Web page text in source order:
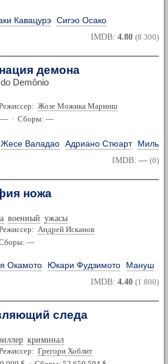
Кавацурэ Сигэо Осако
IMDB: 4.80 (8 300)
демона
Demônio
Жозе Можика Маринш
— · Сборы: —
Жесе Валадао Адриано Стюарт
IMDB: — (0)
ножа
военный ужасы
Андрей Исканов
—
Окамото Юкари Фудзимото Мануш
IMDB: 4.40 (1 800)
следа
криминал
Грегори Хоблит